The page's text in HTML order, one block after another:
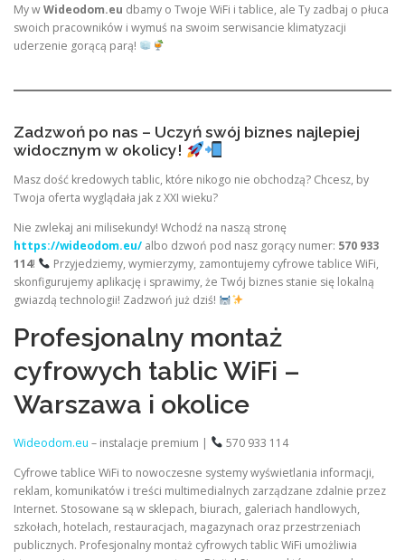
My wWideodom.eu dbamy o Twoje WiFi i tablice, ale Ty zadbaj o płuca
swoich pracowników i wymuś na swoim serwisancie klimatyzacji
uderzenie gorącą parą!
Zadzwoń po nas – Uczyń swój biznes najlepiej
widocznym w okolicy!
Masz dość kredowych tablic, które nikogo nie obchodzą? Chcesz, by
Twoja oferta wyglądała jak z XXI wieku?
Nie zwlekaj ani milisekundy! Wchodź na naszą stronę
https://wideodom.eu/ albo dzwoń pod nasz gorący numer: 570 933
114!
Przyjedziemy, wymierzymy, zamontujemy cyfrowe tablice WiFi,
skonfigurujemy aplikację i sprawimy, że Twój biznes stanie się lokalną
gwiazdą technologii! Zadzwoń już dziś!
Profesjonalny montaż
cyfrowych tablic WiFi –
Warszawa i okolice
Wideodom.eu – instalacje premium |
570 933 114
Cyfrowe tablice WiFi to nowoczesne systemy wyświetlania informacji,
reklam, komunikatów i treści multimedialnych zarządzane zdalnie przez
Internet. Stosowane są w sklepach, biurach, galeriach handlowych,
szkołach, hotelach, restauracjach, magazynach oraz przestrzeniach
publicznych. Profesjonalny montaż cyfrowych tablic WiFi umożliwia